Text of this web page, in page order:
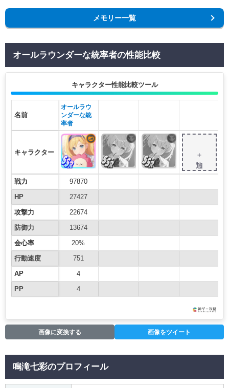
メモリー一覧
オールラウンダーな統率者の性能比較
キャラクター性能比較ツール
名前
オールラウ
ンダーな統
率者
キャラクター ＋追加
戦力
97870
HP
27427
攻撃力
22674
防御力
13674
会心率
20%
行動速度
751
AP
4
PP
4
画像に変換する 画像をツイート
鳴滝七彩のプロフィール